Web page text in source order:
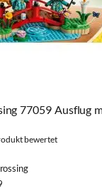
77059 Ausflug
bewertet